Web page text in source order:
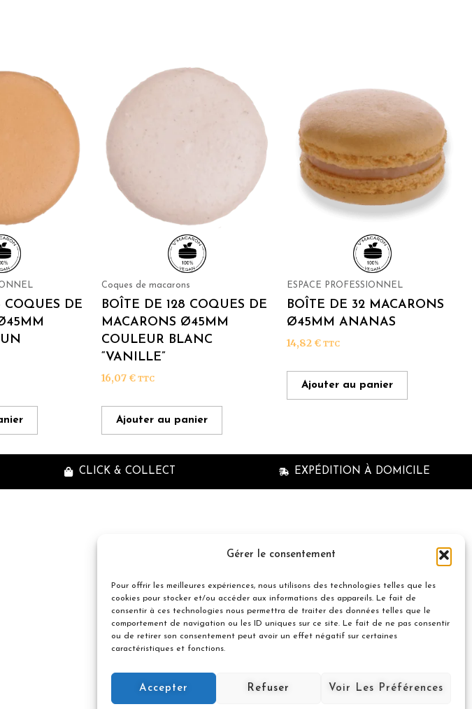
Gérer le consentement
Pour offrir les meilleures expériences, nous utilisons des technologies telles que les
cookies pour stocker et/ou accéder aux informations des appareils. Le fait de
consentir à ces technologies nous permettra de traiter des données telles que le
comportement de navigation ou les ID uniques sur ce site. Le fait de ne pas consentir
ou de retirer son consentement peut avoir un effet négatif sur certaines
caractéristiques et fonctions.
Accepter Refuser Voir Les Préférences
COQUES DE
Coques de macarons
BOÎTE DE 128 COQUES DE
MACARONS Ø45MM
COULEUR BLANC
“VANILLE”
16,07 € TTC
Ajouter au panier
ESPACE PROFESSIONNEL
BOÎTE DE 32 MACARONS
Ø45MM ANANAS
14,82 € TTC
Ajouter au panier
CLICK & COLLECT EXPÉDITION À DOMICILE
© 2021 Nuances Gourmandes